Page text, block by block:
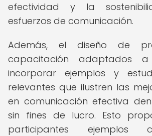
efectividad y la
esfuerzos de comunicación.
Además, el diseño de
capacitación adaptados a
incorporar ejemplos y
relevantes que ilustren las
en comunicación efectiva
sin fines de lucro. Esto
participantes ejemplos